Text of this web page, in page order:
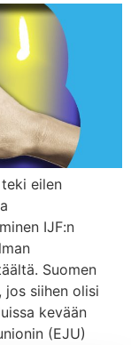
eilen
IJF:n
Suomen
siihen olisi
kevään
(EJU)